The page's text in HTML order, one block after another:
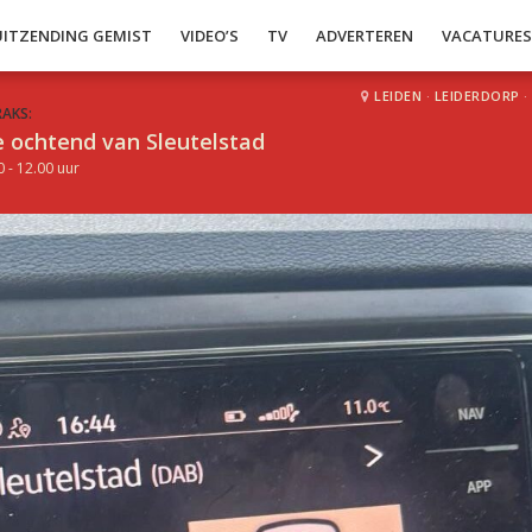
GEMIST VIDEO’S TV ADVERTEREN VACATURES
ochtend van Sleutelstad
- 12.00 uur
LEIDEN · LEIDERDORP ·